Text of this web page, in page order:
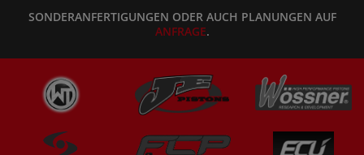
SONDERANFERTIGUNGEN ODER AUCH PLANUNGEN AUF
ANFRAGE.